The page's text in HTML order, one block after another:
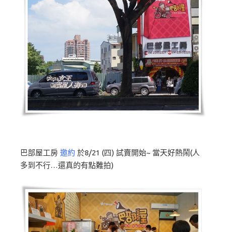
巴部屋工房 邀約 於8/21 (四) 試賣開始~ 當天好熱鬧(人
多到不行…還真的有點難拍)